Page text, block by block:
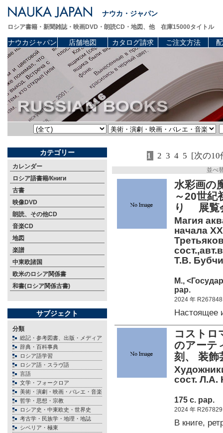
ナウカ・ジャパン
ロシア書籍・新聞雑誌・映画DVD・朗読CD・地図、他 在庫15000タイトル
ナウカジャパン 店舗地図 カタログ請求 ご注文方法
カテゴリー
カレンダー
ロシア語書籍/Книги
古書
映像DVD
朗読、その他CD
音楽CD
地図
楽譜
中東欧諸国
欧米のロシア関係書
和書(ロシア関係古書)
サブジェクト
分類
総記・参考図書、出版・メディア
辞典・百科事典
ロシア語学習
ロシア語・スラヴ語
言語
文学・フォークロア
美術・演劇・映画・バレエ・音楽
哲学・思想・宗教
ロシア史・中東欧史・世界史
考古学・民族学・地理・地誌
シベリア・極東
1 2 3 4 5 [次の10
並べ
水彩画の
～20世
り 展覧
Магия
начала
Т.В.
М.,
pap.
2024 年 R267848
Настоящее
コストロ
のアーテ
刻、 装飾
сост. Л.А.
175 c. pap.
2024 年 R267829
В книге,